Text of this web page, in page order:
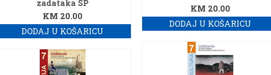
KM 20.00
DODAJ U KOŠARICU
zadataka SP
KM 20.00
DODAJ U KOŠARICU